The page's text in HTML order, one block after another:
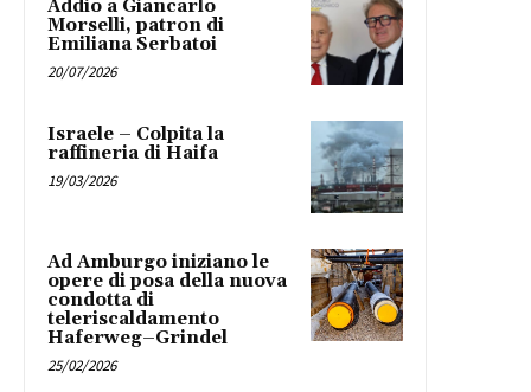
Addio a Giancarlo
Morselli, patron di
Emiliana Serbatoi
20/07/2026
Israele – Colpita la
raffineria di Haifa
19/03/2026
Ad Amburgo iniziano le
opere di posa della nuova
condotta di
teleriscaldamento
Haferweg–Grindel
25/02/2026